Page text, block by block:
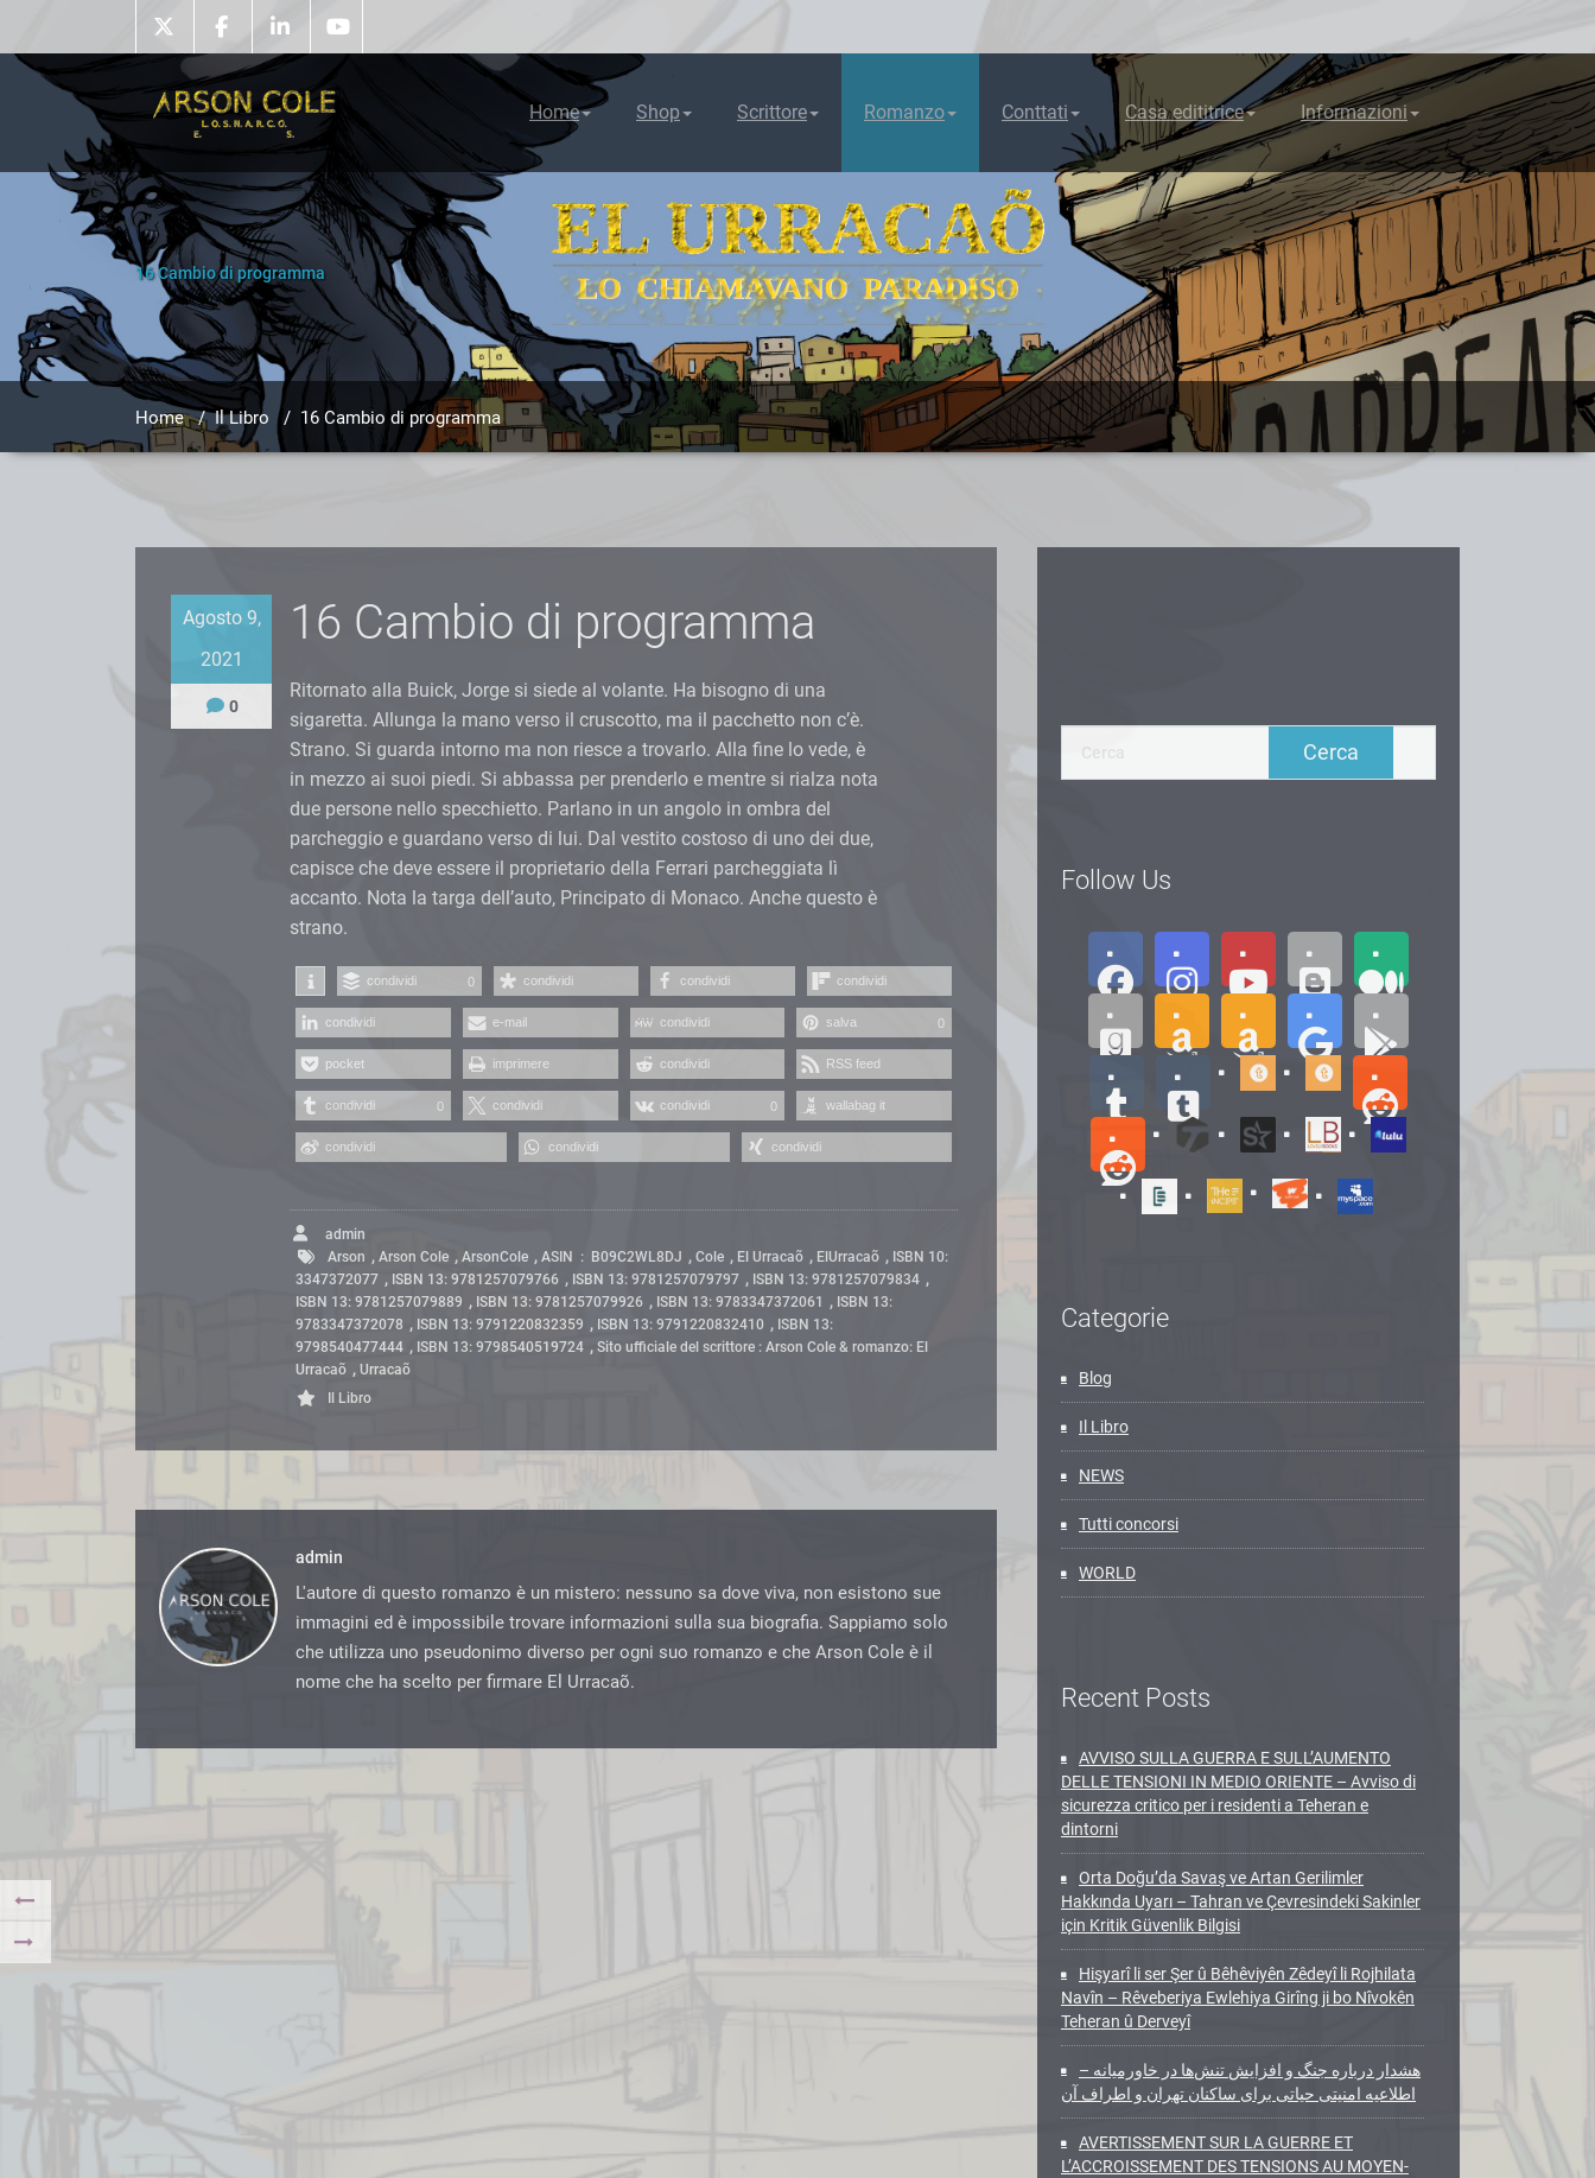
content
Home Shop Scrittore Romanzo Conttati Casa edititrice Informazioni
16 Cambio di programma
Home/Il Libro / 16 Cambio di programma
Agosto 9,
2021
0
16 Cambio di programma
Ritornato alla Buick, Jorge si siede al volante. Ha bisogno di una
sigaretta. Allunga la mano verso il cruscotto, ma il pacchetto non c’è.
Strano. Si guarda intorno ma non riesce a trovarlo. Alla fine lo vede, è
in mezzo ai suoi piedi. Si abbassa per prenderlo e mentre si rialza nota
due persone nello specchietto. Parlano in un angolo in ombra del
parcheggio e guardano verso di lui. Dal vestito costoso di uno dei due,
capisce che deve essere il proprietario della Ferrari parcheggiata lì
accanto. Nota la targa dell’auto, Principato di Monaco. Anche questo è
strano.
condividi 0 condividi condividi condividi
condividi e-mail condividi salva 0
pocket imprimere condividi RSS feed
condividi 0 condividi condividi 0 wallabag it
condividi condividi condividi
admin
Arson , Arson Cole , ArsonCole , ASIN ‏ : ‎ B09C2WL8DJ , Cole , El Urracaõ , ElUrracaõ , ISBN 10:
3347372077 , ISBN 13: 9781257079766 , ISBN 13: 9781257079797 , ISBN 13: 9781257079834 ,
ISBN 13: 9781257079889 , ISBN 13: 9781257079926 , ISBN 13: 9783347372061 , ISBN 13:
9783347372078 , ISBN 13: 9791220832359 , ISBN 13: 9791220832410 , ISBN 13:
9798540477444 , ISBN 13: 9798540519724 ,Sito ufficiale del scrittore : Arson Cole & romanzo: El
Urracaõ ,Urracaõ
Il Libro
admin
L'autore di questo romanzo è un mistero: nessuno sa dove viva, non esistono sue
immagini ed è impossibile trovare informazioni sulla sua biografia. Sappiamo solo
che utilizza uno pseudonimo diverso per ogni suo romanzo e che Arson Cole è il
nome che ha scelto per firmare El Urracaõ.
Follow Us
Categorie
Blog
Il Libro
NEWS
Tutti concorsi
WORLD
Recent Posts
AVVISO SULLA GUERRA E SULL’AUMENTO
DELLE TENSIONI IN MEDIO ORIENTE – Avviso di
sicurezza critico per i residenti a Teheran e
dintorni
Orta Doğu’da Savaş ve Artan Gerilimler
Hakkında Uyarı – Tahran ve Çevresindeki Sakinler
için Kritik Güvenlik Bilgisi
Hişyarî li ser Şer û Bêhêviyên Zêdeyî li Rojhilata
Navîn – Rêveberiya Ewlehiya Girîng ji bo Nîvokên
Teheran û Derveyî
هشدار درباره جنگ و افزایش تنش‌ها در خاورمیانه –
اطلاعیه امنیتی حیاتی برای ساکنان تهران و اطراف آن
AVERTISSEMENT SUR LA GUERRE ET
L’ACCROISSEMENT DES TENSIONS AU MOYEN-